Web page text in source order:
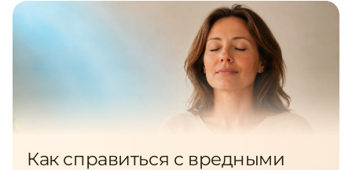
Как справиться с вредными